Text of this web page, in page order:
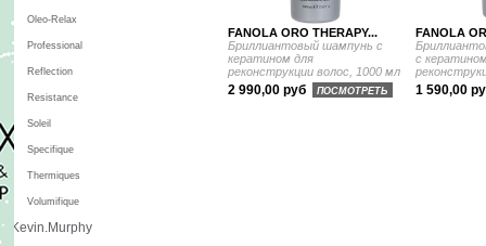
FANOLA ORO THERAPY...
Бриллиантовый шампунь с
кератином для
реконструкции волос, 1000 мл
2 990,00 руб ПОСМОТРЕТЬ
FANOLA
с
1 590,00
Oleo-Relax
Professional
Reflection
Resistance
Soleil
Specifique
Thermiques
Volumifique
Kevin.Murphy